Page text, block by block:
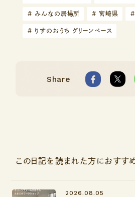
# みんなの居場所 # 宮崎県 #
# りすのおうち グリーンベース
Share
この日記を読まれた方におすす
2026.08.05